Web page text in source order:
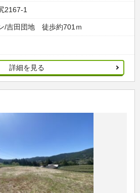
2167-1
/吉田団地 徒歩約701ｍ
詳細を見る